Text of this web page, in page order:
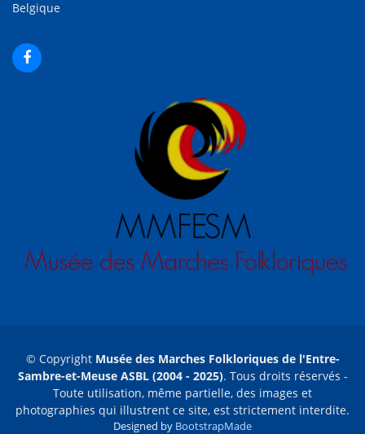
Belgique
© Copyright Musée des Marches Folkloriques de l'Entre-
Sambre-et-Meuse ASBL (2004 - 2025). Tous droits réservés -
Toute utilisation, même partielle, des images et
photographies qui illustrent ce site, est strictement interdite.
Designed by BootstrapMade